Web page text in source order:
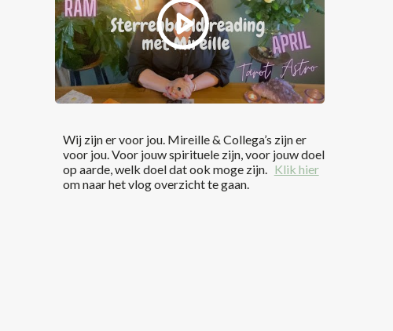
Wij zijn er voor jou. Mireille & Collega’s zijn er
voor jou. Voor jouw spirituele zijn, voor jouw doel
op aarde, welk doel dat ook moge zijn. Klik hier
om naar het vlog overzicht te gaan.